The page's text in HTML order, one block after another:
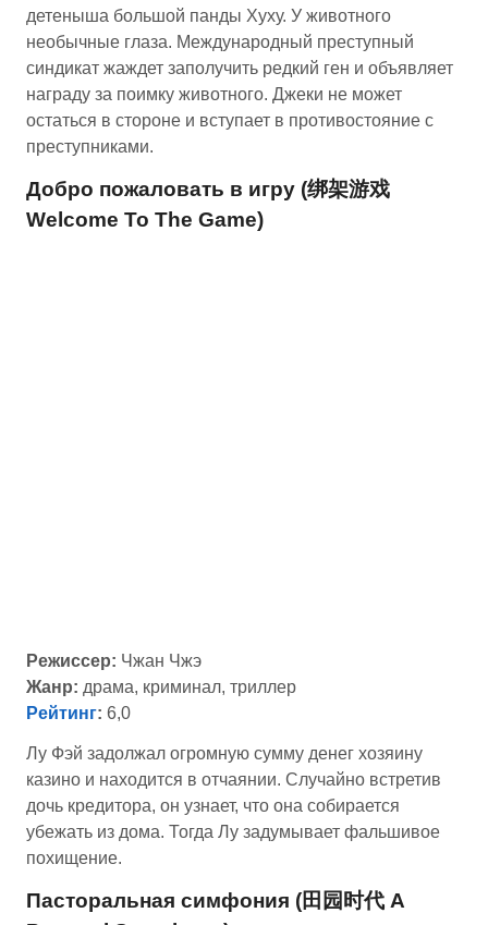
детеныша большой панды Хуху. У животного
необычные глаза. Международный преступный
синдикат жаждет заполучить редкий ген и объявляет
награду за поимку животного. Джеки не может
остаться в стороне и вступает в противостояние с
преступниками.
Добро пожаловать в игру (绑架游戏
Welcome To The Game)
Режиссер: Чжан Чжэ
Жанр: драма, криминал, триллер
Рейтинг: 6,0
Лу Фэй задолжал огромную сумму денег хозяину
казино и находится в отчаянии. Случайно встретив
дочь кредитора, он узнает, что она собирается
убежать из дома. Тогда Лу задумывает фальшивое
похищение.
Пасторальная симфония (田园时代 A